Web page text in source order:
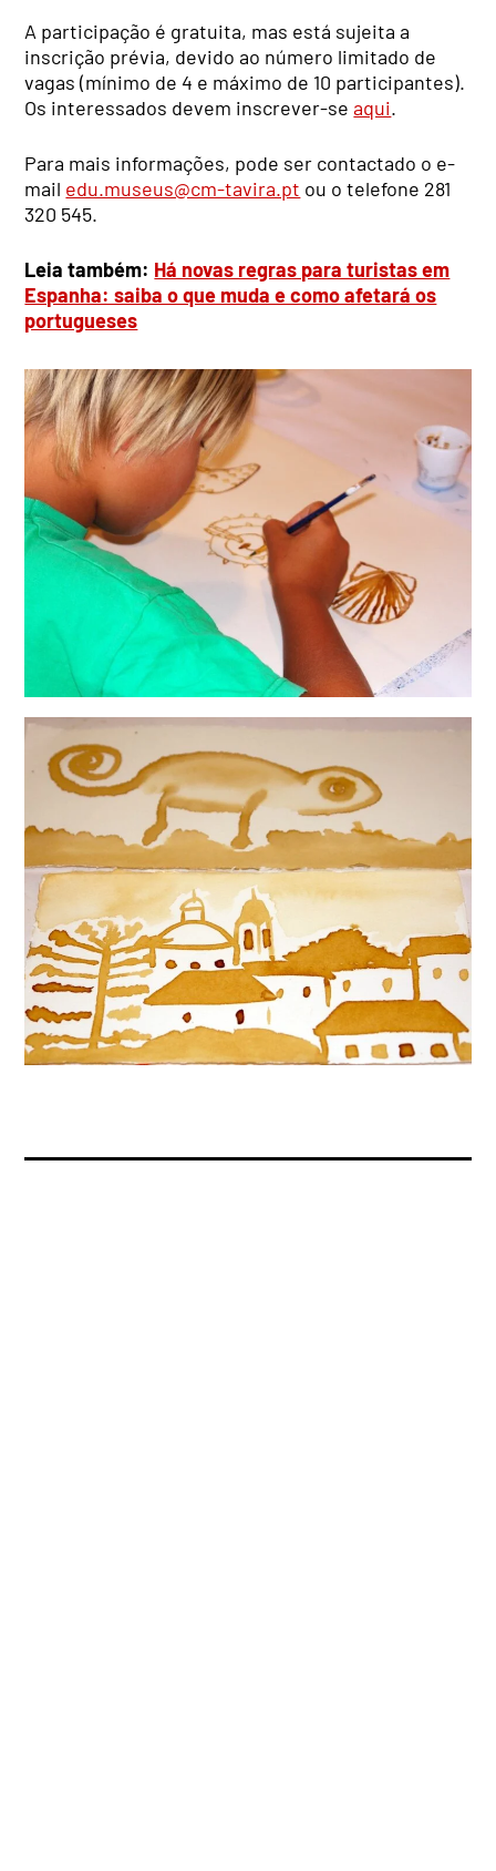
A participação é gratuita, mas está sujeita a
inscrição prévia, devido ao número limitado de
vagas (mínimo de 4 e máximo de 10 participantes).
Os interessados devem inscrever-seaqui.
Para mais informações, pode ser contactado o e-
mail edu.museus@cm-tavira.pt ou o telefone 281
320 545.
Leia também: Há novas regras para turistas em
Espanha: saiba o que muda e como afetará os
portugueses